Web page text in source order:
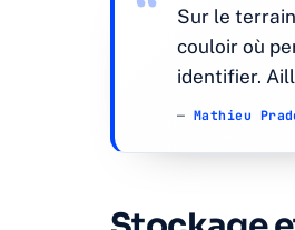
Sur le
couloir où
identifier.
— Mathieu